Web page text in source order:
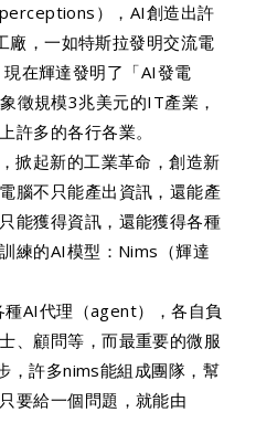
），AI創造出許
，一如特斯拉發明交流電
在輝達發明了「AI發電
徵規模3兆美元的IT產業，
許多的各行各業。
掀起新的工業革命，創造新
腦不只能產出資訊，還能產
能獲得資訊，還能獲得各種
練的AI模型：Nims（輝達
AI代理（agent），各自負
、顧問等，而最重要的微服
，許多nims能組成團隊，幫
要給一個問題，就能由